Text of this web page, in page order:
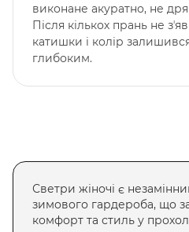
виконане акуратно, не
Після кількох прань не
катишки і колір
глибоким.
Светри жіночі є
зимового гардероба, що
комфорт та стиль у